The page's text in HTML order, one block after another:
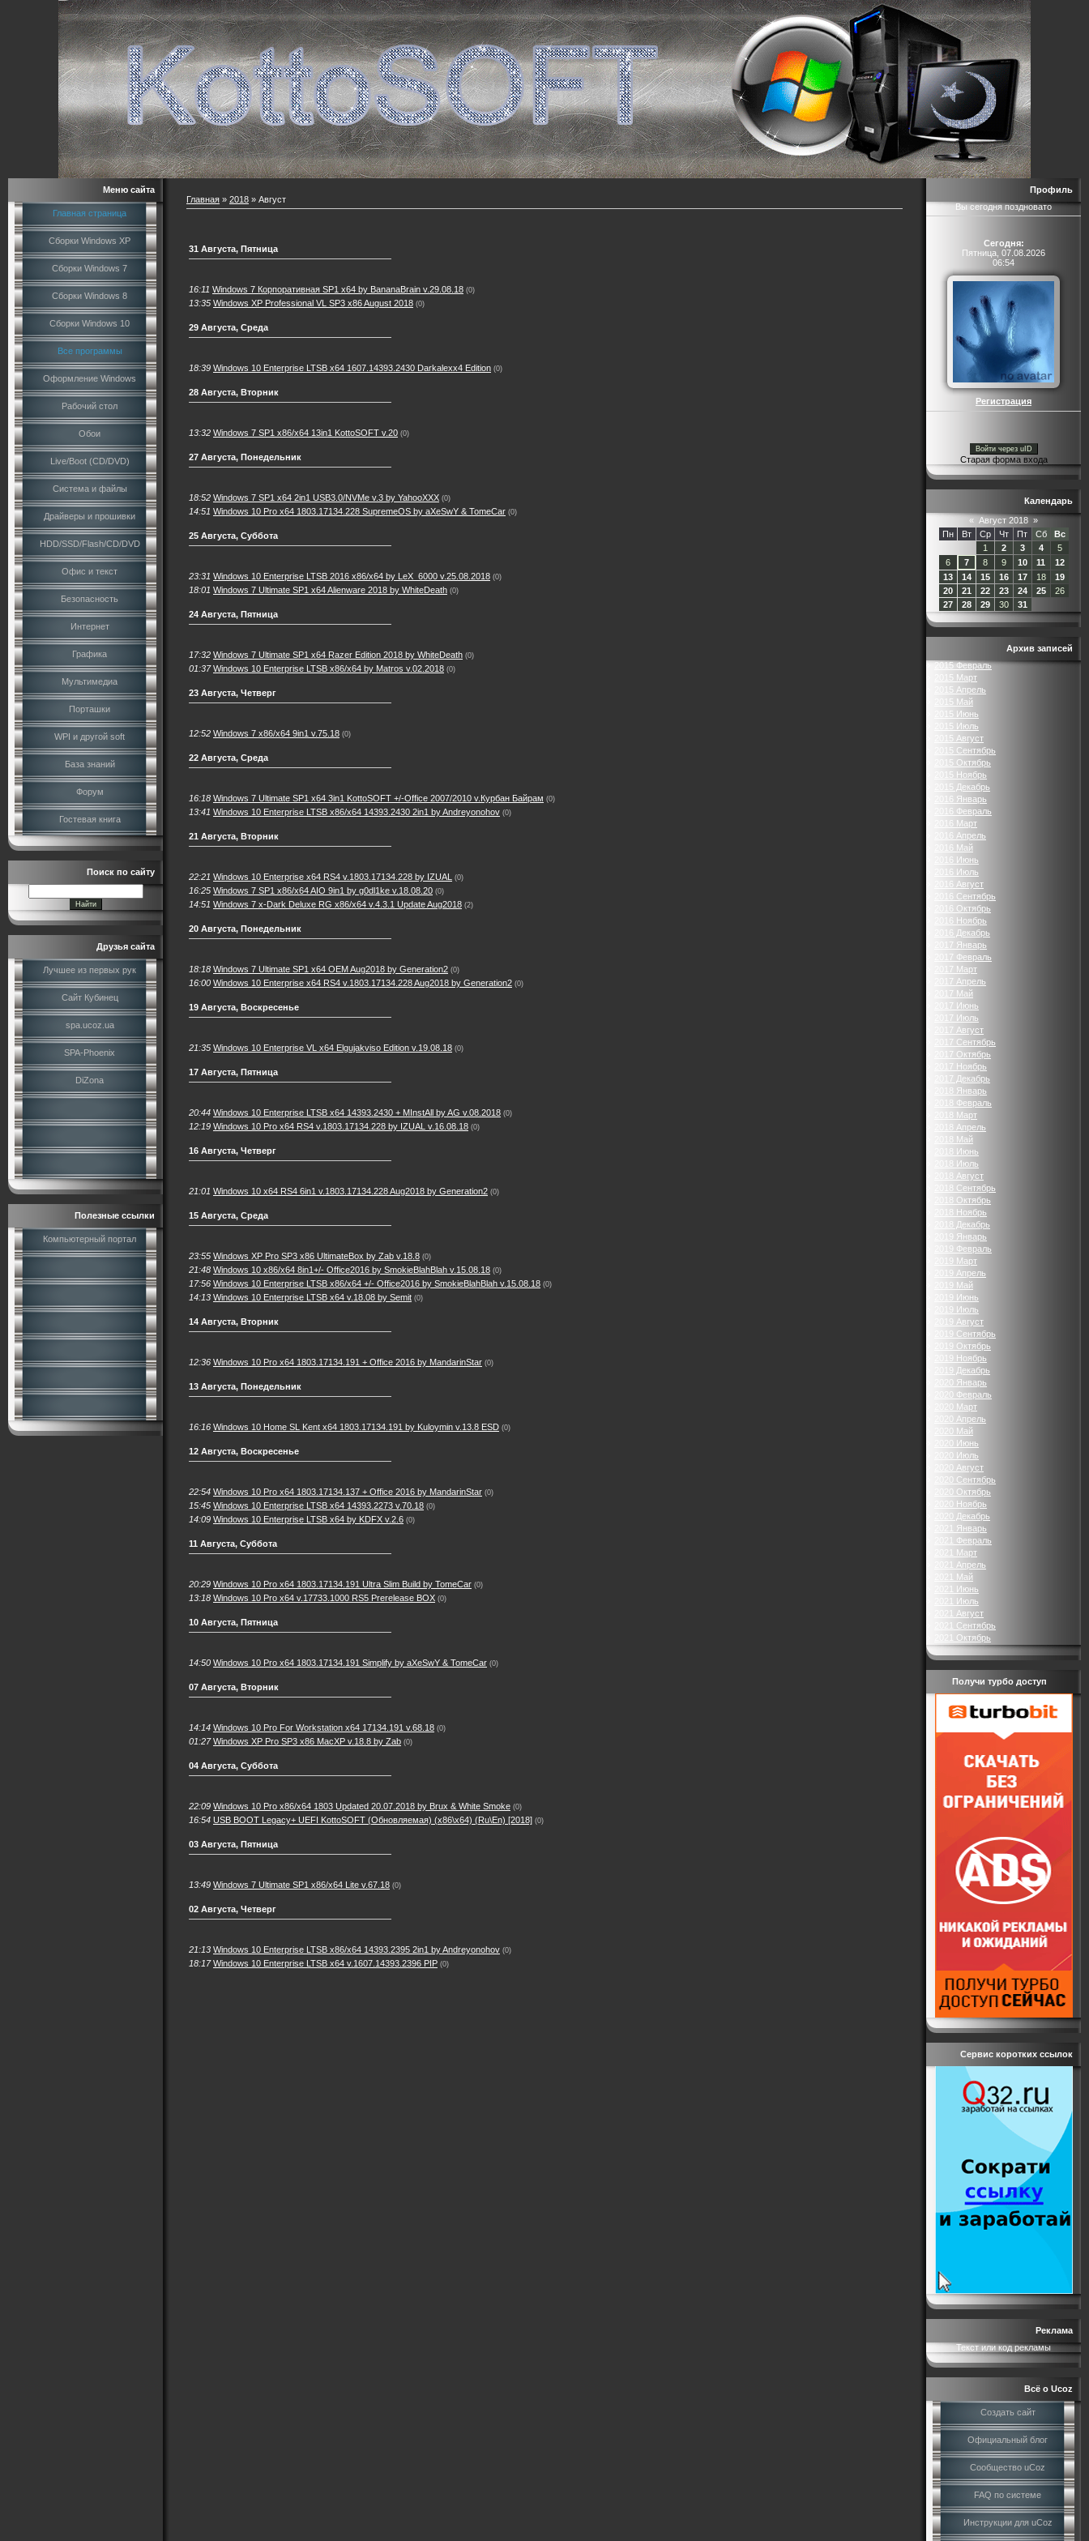
Меню сайта
Главная страница
Сборки Windows XP
Сборки Windows 7
Сборки Windows 8
Сборки Windows 10
Все программы
Оформление Windows
Рабочий стол
Обои
Live/Boot (CD/DVD)
Система и файлы
Драйверы и прошивки
HDD/SSD/Flash/CD/DVD
Офис и текст
Безопасность
Интернет
Графика
Мультимедиа
Порташки
WPI и другой soft
База знаний
Форум
Гостевая книга
Поиск по сайту
Друзья сайта
Лучшее из первых рук
Сайт Кубинец
spa.ucoz.ua
SPA-Phoenix
DiZona
Полезные ссылки
Компьютерный портал
Главная » 2018 » Август
31 Августа, Пятница
16:11 Windows 7 Корпоративная SP1 x64 by BananaBrain v.29.08.18 (0)
13:35 Windows XP Professional VL SP3 x86 August 2018 (0)
29 Августа, Среда
18:39 Windows 10 Enterprise LTSB x64 1607.14393.2430 Darkalexx4 Edition (0)
28 Августа, Вторник
13:32 Windows 7 SP1 x86/x64 13in1 KottoSOFT v.20 (0)
27 Августа, Понедельник
18:52 Windows 7 SP1 x64 2in1 USB3.0/NVMe v.3 by YahooXXX (0)
14:51 Windows 10 Pro x64 1803.17134.228 SupremeOS by aXeSwY & TomeCar (0)
25 Августа, Суббота
23:31 Windows 10 Enterprise LTSB 2016 x86/x64 by LeX_6000 v.25.08.2018 (0)
18:01 Windows 7 Ultimate SP1 x64 Alienware 2018 by WhiteDeath (0)
24 Августа, Пятница
17:32 Windows 7 Ultimate SP1 x64 Razer Edition 2018 by WhiteDeath (0)
01:37 Windows 10 Enterprise LTSB x86/x64 by Matros v.02.2018 (0)
23 Августа, Четверг
12:52 Windows 7 x86/x64 9in1 v.75.18 (0)
22 Августа, Среда
16:18 Windows 7 Ultimate SP1 x64 3in1 KottoSOFT +/-Office 2007/2010 v.Курбан Байрам (0)
13:41 Windows 10 Enterprise LTSB x86/x64 14393.2430 2in1 by Andreyonohov (0)
21 Августа, Вторник
22:21 Windows 10 Enterprise x64 RS4 v.1803.17134.228 by IZUAL (0)
16:25 Windows 7 SP1 х86/x64 AIO 9in1 by g0dl1ke v.18.08.20 (0)
14:51 Windows 7 x-Dark Deluxe RG x86/x64 v.4.3.1 Update Aug2018 (2)
20 Августа, Понедельник
18:18 Windows 7 Ultimate SP1 x64 OEM Aug2018 by Generation2 (0)
16:00 Windows 10 Enterprise x64 RS4 v.1803.17134.228 Aug2018 by Generation2 (0)
19 Августа, Воскресенье
21:35 Windows 10 Enterprise VL x64 Elgujakviso Edition v.19.08.18 (0)
17 Августа, Пятница
20:44 Windows 10 Enterprise LTSB x64 14393.2430 + MInstAll by AG v.08.2018 (0)
12:19 Windows 10 Pro x64 RS4 v.1803.17134.228 by IZUAL v.16.08.18 (0)
16 Августа, Четверг
21:01 Windows 10 x64 RS4 6in1 v.1803.17134.228 Aug2018 by Generation2 (0)
15 Августа, Среда
23:55 Windows XP Pro SP3 x86 UltimateBox by Zab v.18.8 (0)
21:48 Windows 10 x86/x64 8in1+/- Office2016 by SmokieBlahBlah v.15.08.18 (0)
17:56 Windows 10 Enterprise LTSB x86/x64 +/- Office2016 by SmokieBlahBlah v.15.08.18 (0)
14:13 Windows 10 Enterprise LTSB x64 v.18.08 by Semit (0)
14 Августа, Вторник
12:36 Windows 10 Pro x64 1803.17134.191 + Office 2016 by MandarinStar (0)
13 Августа, Понедельник
16:16 Windows 10 Home SL Kent x64 1803.17134.191 by Kuloymin v.13.8 ESD (0)
12 Августа, Воскресенье
22:54 Windows 10 Pro x64 1803.17134.137 + Office 2016 by MandarinStar (0)
15:45 Windows 10 Enterprise LTSB x64 14393.2273 v.70.18 (0)
14:09 Windows 10 Enterprise LTSB x64 by KDFX v.2.6 (0)
11 Августа, Суббота
20:29 Windows 10 Pro x64 1803.17134.191 Ultra Slim Build by TomeCar (0)
13:18 Windows 10 Pro x64 v.17733.1000 RS5 Prerelease BOX (0)
10 Августа, Пятница
14:50 Windows 10 Pro x64 1803.17134.191 Simplify by aXeSwY & TomeCar (0)
07 Августа, Вторник
14:14 Windows 10 Pro For Workstation x64 17134.191 v.68.18 (0)
01:27 Windows XP Pro SP3 x86 MacXP v.18.8 by Zab (0)
04 Августа, Суббота
22:09 Windows 10 Pro x86/x64 1803 Updated 20.07.2018 by Brux & White Smoke (0)
16:54 USB BOOT Legacy+ UEFI KottoSOFT (Обновляемая) (х86\х64) (Ru\En) [2018] (0)
03 Августа, Пятница
13:49 Windows 7 Ultimate SP1 x86/x64 Lite v.67.18 (0)
02 Августа, Четверг
21:13 Windows 10 Enterprise LTSB x86/x64 14393.2395 2in1 by Andreyonohov (0)
18:17 Windows 10 Enterprise LTSB x64 v.1607.14393.2396 PIP (0)
Профиль
Вы сегодня поздновато
Сегодня:
Пятница, 07.08.2026
06:54
Регистрация
Войти через uID
Старая форма входа
Календарь
« Август 2018 »
Пн
Вт Ср Чт Пт Сб
Вс
1
2 3 4
5
6
7 8 9 10 11
12
13
14 15 16 17 18
19
20
21 22 23 24 25
26
27
28 29 30 31
Архив записей
2015 Февраль
2015 Март
2015 Апрель
2015 Май
2015 Июнь
2015 Июль
2015 Август
2015 Сентябрь
2015 Октябрь
2015 Ноябрь
2015 Декабрь
2016 Январь
2016 Февраль
2016 Март
2016 Апрель
2016 Май
2016 Июнь
2016 Июль
2016 Август
2016 Сентябрь
2016 Октябрь
2016 Ноябрь
2016 Декабрь
2017 Январь
2017 Февраль
2017 Март
2017 Апрель
2017 Май
2017 Июнь
2017 Июль
2017 Август
2017 Сентябрь
2017 Октябрь
2017 Ноябрь
2017 Декабрь
2018 Январь
2018 Февраль
2018 Март
2018 Апрель
2018 Май
2018 Июнь
2018 Июль
2018 Август
2018 Сентябрь
2018 Октябрь
2018 Ноябрь
2018 Декабрь
2019 Январь
2019 Февраль
2019 Март
2019 Апрель
2019 Май
2019 Июнь
2019 Июль
2019 Август
2019 Сентябрь
2019 Октябрь
2019 Ноябрь
2019 Декабрь
2020 Январь
2020 Февраль
2020 Март
2020 Апрель
2020 Май
2020 Июнь
2020 Июль
2020 Август
2020 Сентябрь
2020 Октябрь
2020 Ноябрь
2020 Декабрь
2021 Январь
2021 Февраль
2021 Март
2021 Апрель
2021 Май
2021 Июнь
2021 Июль
2021 Август
2021 Сентябрь
2021 Октябрь
Получи турбо доступ
Сервис коротких ссылок
Реклама
Текст или код рекламы
Всё о Ucoz
Создать сайт
Официальный блог
Сообщество uCoz
FAQ по системе
Инструкции для uCoz